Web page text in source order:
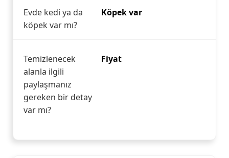
Evde kedi ya da
köpek var mı?
Köpek var
Temizlenecek
alanla ilgili
paylaşmanız
gereken bir detay
var mı?
Fiyat